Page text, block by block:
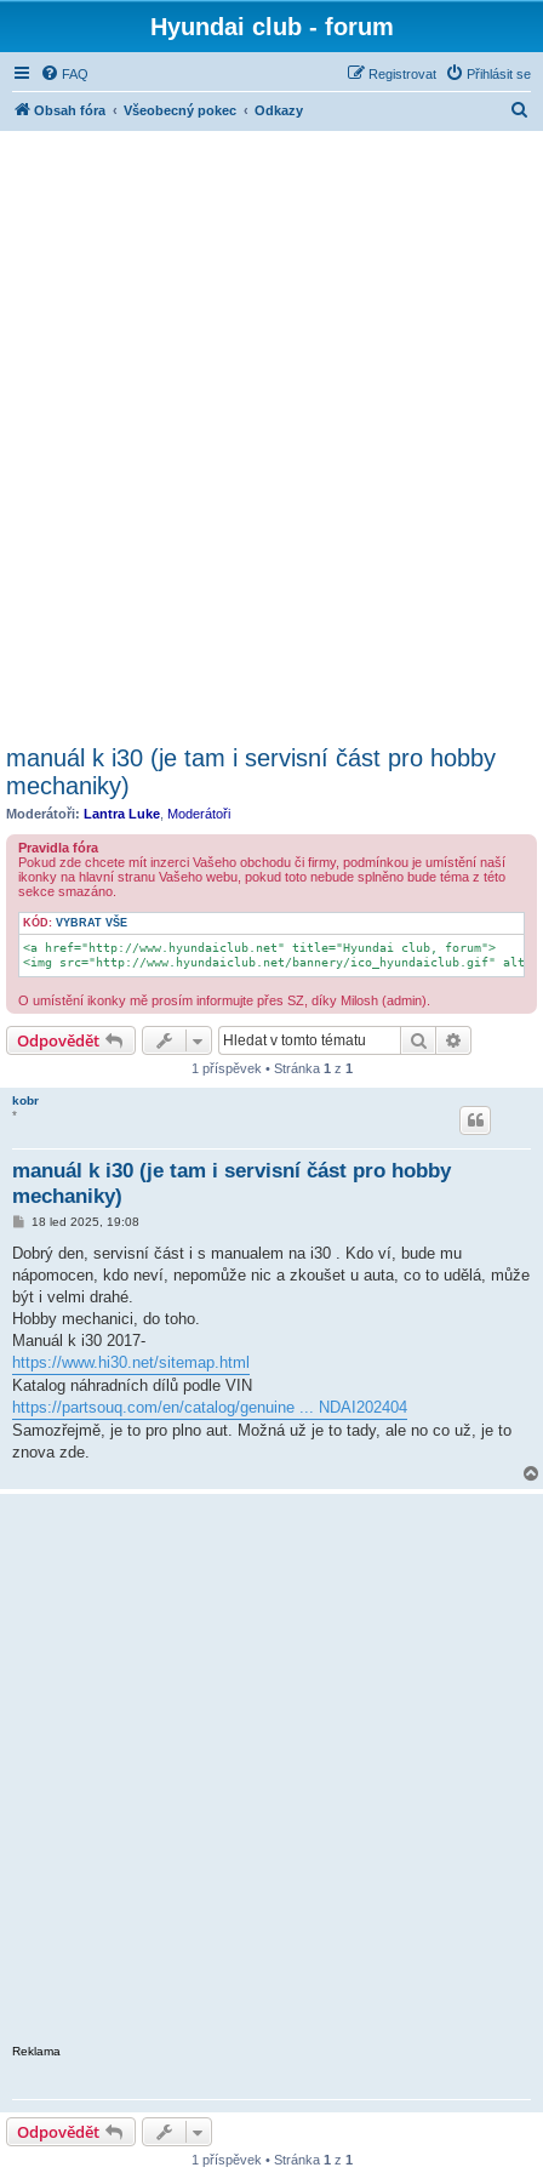
Hyundai club - forum
FAQ Přihlásit se
Registrovat
Obsah fóra Všeobecný pokec Odkazy
manuál k i30 (je tam i servisní část pro hobby
mechaniky)
Moderátoři: Lantra Luke Moderátoři
Pravidla fóra
Pokud zde chcete mít inzerci Vašeho obchodu či firmy, podmínkou je umístění naší
ikonky na hlavní stranu Vašeho webu, pokud toto nebude splněno bude téma z této
sekce smazáno.
KÓD: VYBRAT VŠE
<a href="http://www.hyundaiclub.net" title="Hyundai club, forum">
<img src="http://www.hyundaiclub.net/bannery/ico_hyundaiclub.gif"
O umístění ikonky mě prosím informujte přes SZ, díky Milosh (admin).
Odpovědět Hledat
1 příspěvek • Stránka 1 z 1
kobr
*
manuál k i30 (je tam i servisní část pro hobby
mechaniky)
P
í
p
ě
e
k
18 led 2025, 19:08
Dobrý den, servisní část i s manualem na i30 . Kdo ví, bude mu
nápomocen, kdo neví, nepomůže nic a zkoušet u auta, co to udělá, může
být i velmi drahé.
Hobby mechanici, do toho.
Manuál k i30 2017-
https://www.hi30.net/sitemap.html
Katalog náhradních dílů podle VIN
https://partsouq.com/en/catalog/genuine ... NDAI202404
Samozřejmě, je to pro plno aut. Možná už je to tady, ale no co už, je to
znova zde.
Reklama
Odpovědět
1 příspěvek • Stránka 1 z 1